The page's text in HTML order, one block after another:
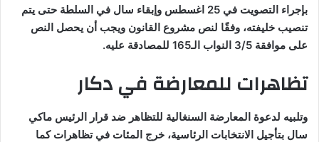
بإجراء التصويت في 25 اغسطس وإبقاء سال في السلطة حتى يتم
تنصيب خليفته، وفقًا لنص مشروع القانون ويجب أن يحصل النص
على موافقة 3/5 النواب الـ165 للمصادقة عليه.
تظاهرات للمعارضة في دكار
وتلبيه لدعوة المعارضة السنغالية للتظاهر ضد قرار الرئيس ماكي
سال بتأجيل الانتخابات الرئاسية، خرج المئات في تظاهرات كما